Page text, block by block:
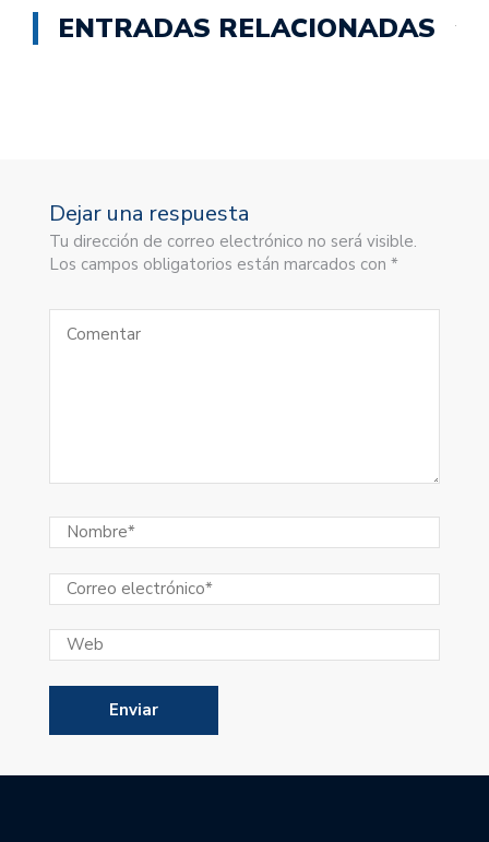
ENTRADAS RELACIONADAS
Dejar una respuesta
Tu dirección de correo electrónico no será visible.
Los campos obligatorios están marcados con *